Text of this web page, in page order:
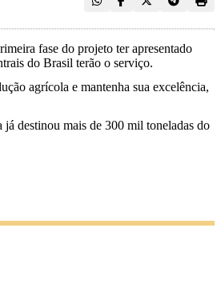
fase do projeto ter apresentado
do Brasil terão o serviço.
agrícola e mantenha sua excelência,
destinou mais de 300 mil toneladas do